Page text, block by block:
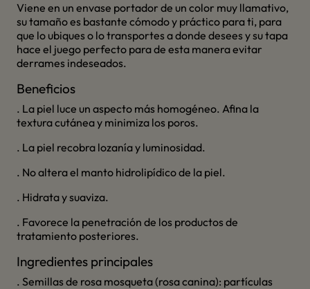
Viene en un envase portador de un color muy llamativo,
su tamaño es bastante cómodo y práctico para ti, para
que lo ubiques o lo transportes a donde desees y su tapa
hace el juego perfecto para de esta manera evitar
derrames indeseados.
Beneficios
. La piel luce un aspecto más homogéneo. Afina la
textura cutánea y minimiza los poros.
. La piel recobra lozanía y luminosidad.
. No altera el manto hidrolipídico de la piel.
. Hidrata y suaviza.
. Favorece la penetración de los productos de
tratamiento posteriores.
Ingredientes principales
. Semillas de rosa mosqueta (rosa canina): partículas